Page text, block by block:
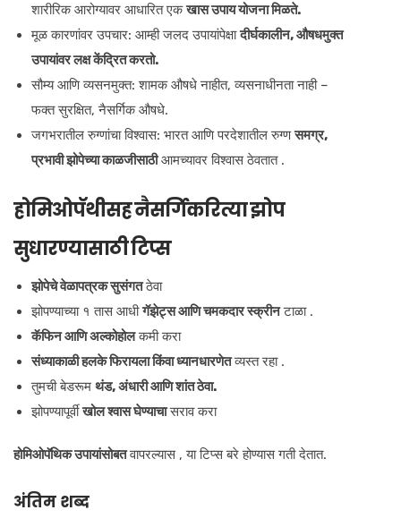
शारीरिक आरोग्यावर आधारित एकखास उपाय योजना मिळते.
मूळ कारणांवर उपचार: आम्ही जलद उपायांपेक्षादीर्घकालीन, औषधमुक्त
उपायांवर लक्ष केंद्रित करतो.
सौम्य आणि व्यसनमुक्त: शामक औषधे नाहीत, व्यसनाधीनता नाही –
फक्त सुरक्षित, नैसर्गिक औषधे.
जगभरातील रुग्णांचा विश्वास: भारत आणि परदेशातील रुग्णसमग्र,
प्रभावी झोपेच्या काळजीसाठीआमच्यावर विश्वास ठेवतात .
होमिओपॅथीसह नैसर्गिकरित्या झोप
सुधारण्यासाठी टिप्स
झोपेचे वेळापत्रक सुसंगतठेवा
झोपण्याच्या १ तास आधीगॅझेट्स आणि चमकदार स्क्रीनटाळा .
कॅफिन आणि अल्कोहोलकमी करा
संध्याकाळी हलके फिरायला किंवा ध्यानधारणेतव्यस्त रहा .
तुमची बेडरूम थंड, अंधारी आणि शांत ठेवा.
झोपण्यापूर्वीखोल श्वास घेण्याचासराव करा
होमिओपॅथिक उपायांसोबतवापरल्यास , या टिप्स बरे होण्यास गती देतात.
अंतिम शब्द